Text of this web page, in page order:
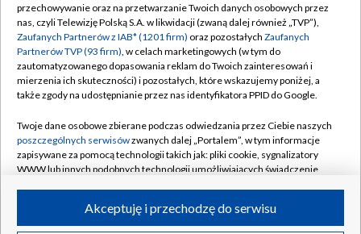
Abonament TVP
Emisja w TVP
Centrum informacji TVP
Naziemna Telewizja Cyfrowa
Rada Programowa
System NOS
Informacje o nadawcy
Program dla prasy
Regulamin TVP
Polityka prywatności
Moje zgody
Pomoc
Kontakt
Kanały
przechowywanie oraz na przetwarzanie Twoich danych osobowych przez
nas, czyli Telewizję Polską S.A. w likwidacji (zwaną dalej również „TVP”),
Zaufanych Partnerów z IAB* (1201 firm) oraz pozostałych Zaufanych
Partnerów TVP (93 firm), w celach marketingowych (w tym do
zautomatyzowanego dopasowania reklam do Twoich zainteresowań i
mierzenia ich skuteczności) i pozostałych, które wskazujemy poniżej, a
także zgody na udostępnianie przez nas identyfikatora PPID do Google.
Twoje dane osobowe zbierane podczas odwiedzania przez Ciebie naszych
poszczególnych serwisówzwanych dalej „Portalem”, w tym informacje
zapisywane za pomocą technologii takich jak: pliki cookie, sygnalizatory
WWW lub innych podobnych technologii umożliwiających świadczenie
ruchu w Internecie.Akceptuję i przechodzę do serwisu